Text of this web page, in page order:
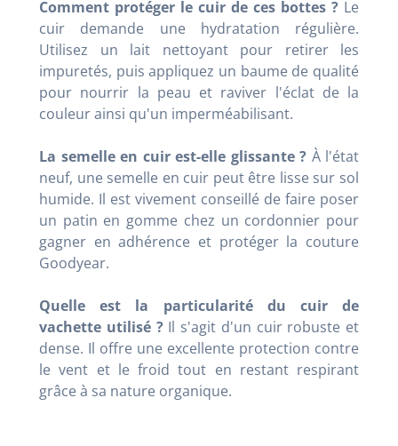
Comment protéger le cuir de ces bottes ? Le
cuir demande une hydratation régulière.
Utilisez un lait nettoyant pour retirer les
impuretés, puis appliquez un baume de qualité
pour nourrir la peau et raviver l'éclat de la
couleur ainsi qu'un imperméabilisant.
La semelle en cuir est-elle glissante ? À l'état
neuf, une semelle en cuir peut être lisse sur sol
humide. Il est vivement conseillé de faire poser
un patin en gomme chez un cordonnier pour
gagner en adhérence et protéger la couture
Goodyear.
Quelle est la particularité du cuir de
vachette utilisé ?Il s'agit d'un cuir robuste et
dense. Il offre une excellente protection contre
le vent et le froid tout en restant respirant
grâce à sa nature organique.